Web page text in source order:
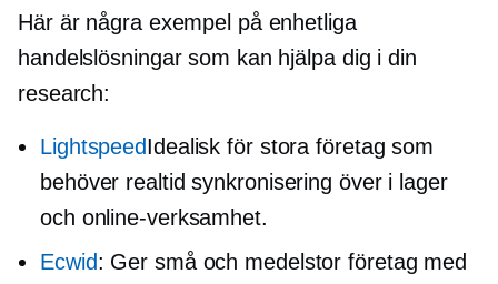
Här är några exempel på enhetliga
handelslösningar som kan hjälpa dig i din
research:
LightspeedIdealisk för stora företag som
behöver realtid synkronisering över i lager
och online-verksamhet.
Ecwid: Ger små och medelstor företag med